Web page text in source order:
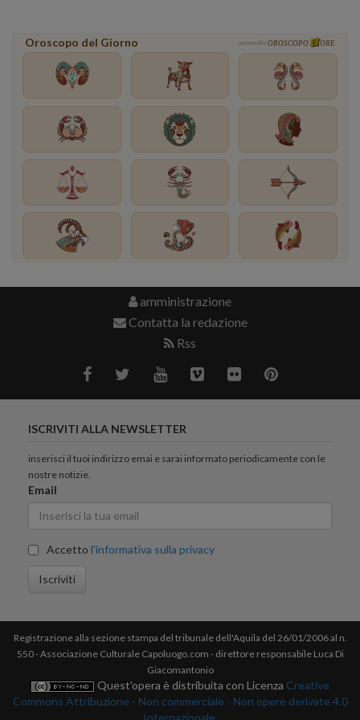
Oroscopo del Giorno powered by OROSCOPO ORE
amministrazione
Contatta la redazione
Rss
ISCRIVITI ALLA NEWSLETTER
inserisci il tuoi indirizzo emai e sarai informato periodicamente con le
nostre notizie.
Email
Accetto l'informativa sulla privacy
Iscriviti
Registrazione alla sezione stampa del tribunale dell'Aquila del 26/01/2006 al n.
550 - Associazione Culturale Capoluogo.com - direttore responsabile Luca Di
Giacomantonio
Quest'opera è distribuita con Licenza Creative
Commons Attribuzione - Non commerciale - Non opere derivate 4.0
Internazionale.